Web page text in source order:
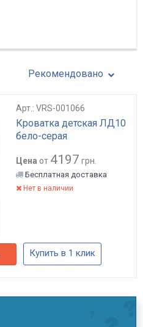
Рекомендовано
Арт.: VRS-001066
Кроватка детская ЛД10
бело-серая
Цена от 4197 грн.
Бесплатная доставка
Нет в наличии
Купить в 1 клик